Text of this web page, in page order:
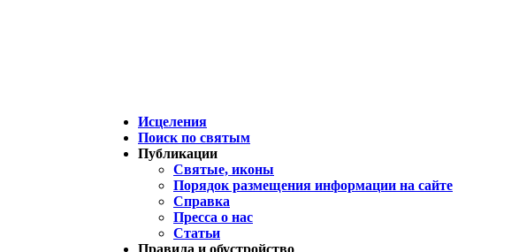
Исцеления
Поиск по святым
Публикации
Святые, иконы
Порядок размещения информации на сайте
Справка
Пресса о нас
Статьи
Правила и обустройство